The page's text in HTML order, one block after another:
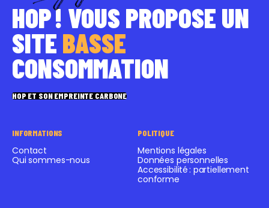
HOP ! VOUS PROPOSE UN
SITE BASSE
CONSOMMATION
HOP ET SON EMPREINTE CARBONE
INFORMATIONS
Contact
Qui sommes-nous
POLITIQUE
Mentions légales
Données personnelles
Accessibilité : partiellement
conforme